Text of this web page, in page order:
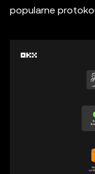
popularne